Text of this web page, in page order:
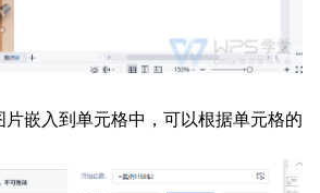
片嵌入到单元格中，可以根据单元格的